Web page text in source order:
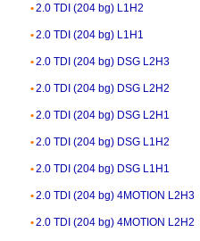
2.0 TDI (204 bg) L1H2
2.0 TDI (204 bg) L1H1
2.0 TDI (204 bg) DSG L2H3
2.0 TDI (204 bg) DSG L2H2
2.0 TDI (204 bg) DSG L2H1
2.0 TDI (204 bg) DSG L1H2
2.0 TDI (204 bg) DSG L1H1
2.0 TDI (204 bg) 4MOTION L2H3
2.0 TDI (204 bg) 4MOTION L2H2